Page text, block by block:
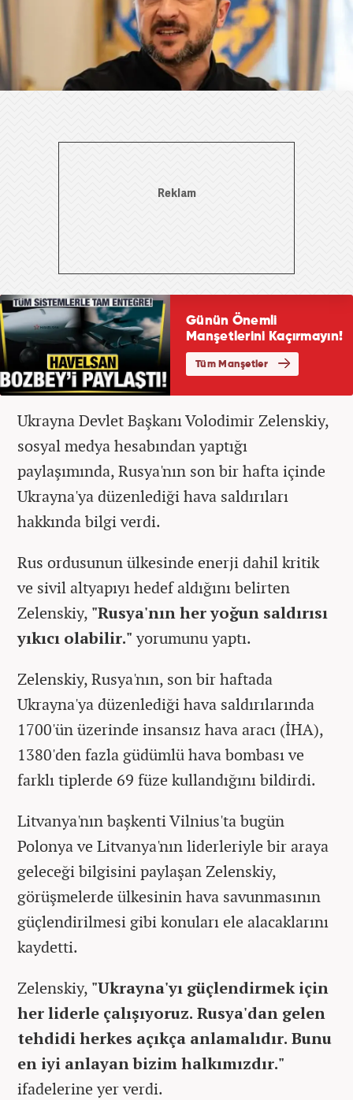
Ukrayna Devlet Başkanı Volodimir Zelenskiy,
sosyal medya hesabından yaptığı
paylaşımında, Rusya'nın son bir hafta içinde
Ukrayna'ya düzenlediği hava saldırıları
hakkında bilgi verdi.
Rus ordusunun ülkesinde enerji dahil kritik
ve sivil altyapıyı hedef aldığını belirten
Zelenskiy, "Rusya'nın her yoğun saldırısı
yıkıcı olabilir."yorumunu yaptı.
Zelenskiy, Rusya'nın, son bir haftada
Ukrayna'ya düzenlediği hava saldırılarında
1700'ün üzerinde insansız hava aracı (İHA),
1380'den fazla güdümlü hava bombası ve
farklı tiplerde 69 füze kullandığını bildirdi.
Litvanya'nın başkenti Vilnius'ta bugün
Polonya ve Litvanya'nın liderleriyle bir araya
geleceği bilgisini paylaşan Zelenskiy,
görüşmelerde ülkesinin hava savunmasının
güçlendirilmesi gibi konuları ele alacaklarını
kaydetti.
Zelenskiy, "Ukrayna'yı güçlendirmek için
her liderle çalışıyoruz. Rusya'dan gelen
tehdidi herkes açıkça anlamalıdır. Bunu
en iyi anlayan bizim halkımızdır."
ifadelerine yer verdi.